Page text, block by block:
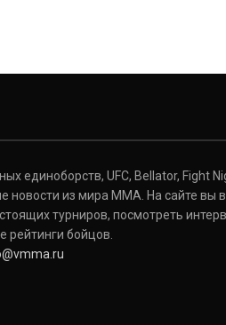
единоборств, UFC, Bellator, Fight
новости из мира ММА. На сайте вы
турниров, посмотреть
бойцов.